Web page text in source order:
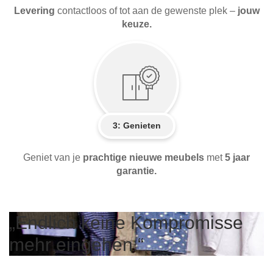
Levering contactloos of tot aan de gewenste plek – jouw
keuze.
3: Genieten
Geniet van je prachtige nieuwe meubels met5 jaar
garantie.
„Endlich keine Kompromisse
mehr eingehen.“
"Meine Idee zu 100%
umsetzen können."